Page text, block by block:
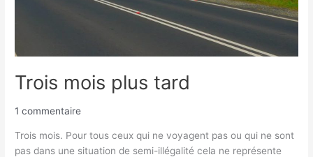
Trois mois plus tard
1 commentaire
Trois mois. Pour tous ceux qui ne voyagent pas ou qui ne sont
pas dans une situation de semi-illégalité cela ne représente